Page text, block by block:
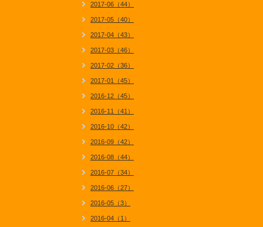
2017-06（44）
2017-05（40）
2017-04（43）
2017-03（46）
2017-02（36）
2017-01（45）
2016-12（45）
2016-11（41）
2016-10（42）
2016-09（42）
2016-08（44）
2016-07（34）
2016-06（27）
2016-05（3）
2016-04（1）